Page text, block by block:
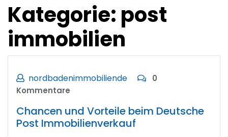
Kategorie: post
immobilien
nordbadenimmobiliende
0
Kommentare
Chancen und Vorteile beim Deutsche
Post Immobilienverkauf